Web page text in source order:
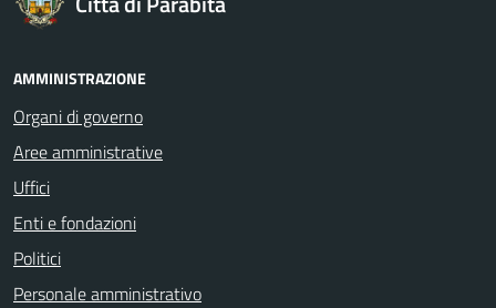
AMMINISTRAZIONE
Organi di governo
Aree amministrative
Uffici
Enti e fondazioni
Politici
Personale amministrativo